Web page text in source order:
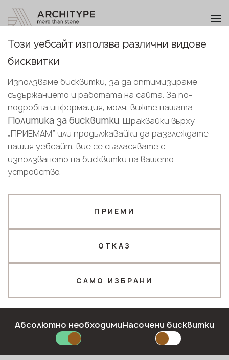
English
Bulgarian
+359 89 208 92 68
Станете партньор
Палитра от вички каменни
декори
Избрани филтри
Избрани 56 различни декори, които да отговарят
на вашето търсене
Станете
партньор
Изпратете вашите данни или ни се
обадете
+359 89 208 92 68
Вашият бизнес профил
Имейл*
Благодарим ви!
Нашите мениджъри ще се свържат с
вас скоро
Този уебсайт използва различни видове
бисквитки
Използваме бисквитки, за да оптимизираме
съдържанието и работата на сайта. За по-
подробна информация, моля, вижте нашата
Политика за бисквитки. Щраквайки върху
„ПРИЕМАМ“ или продължавайки да разглеждате
нашия уебсайт, вие се съгласявате с
използването на бисквитки на вашето
устройство.
САМО ИЗБРАНИ
ОТКАЗ
ПРИЕМИ
Абсолютно необходимиНасочени бисквитки